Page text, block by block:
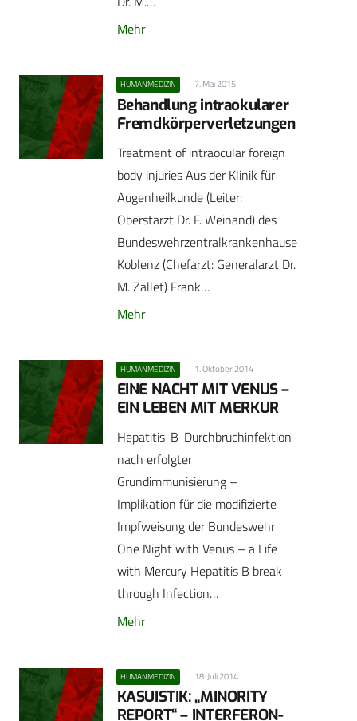
Mehr
HUMANMEDIZIN 7. Mai 2015
Behandlung intraokularer
Fremdkörperverletzungen
Treatment of intraocular foreign
body injuries Aus der Klinik für
Augenheilkunde (Leiter:
Oberstarzt Dr. F. Weinand) des
Bundeswehrzentralkrankenhause
Koblenz (Chefarzt: Generalarzt Dr.
M. Zallet) Frank…
Mehr
HUMANMEDIZIN 1. Oktober 2014
EINE NACHT MIT VENUS –
EIN LEBEN MIT MERKUR
Hepatitis-B-Durchbruchinfektion
nach erfolgter
Grundimmunisierung –
Implikation für die modifizierte
Impfweisung der Bundeswehr
One Night with Venus – a Life
with Mercury Hepatitis B break-
through Infection…
Mehr
HUMANMEDIZIN 18. Juli 2014
KASUISTIK: „MINORITY
REPORT“ – INTERFERON-